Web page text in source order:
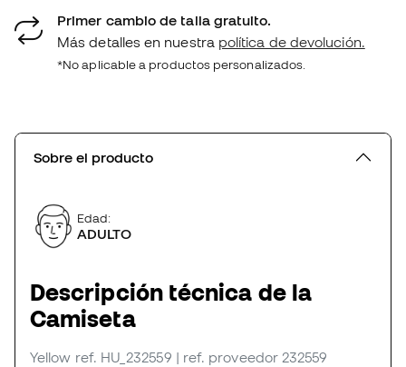
Primer cambio de talla gratuito.
Más detalles en nuestra política de devolución.
*No aplicable a productos personalizados.
Sobre el producto
Edad:
ADULTO
Descripción técnica de la
Camiseta
Yellow ref. HU_232559 | ref. proveedor 232559